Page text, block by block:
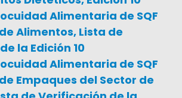
Alimentaria de SQF
Alimentos, Lista de
la Edición 10
Alimentaria de SQF
Empaques del Sector de